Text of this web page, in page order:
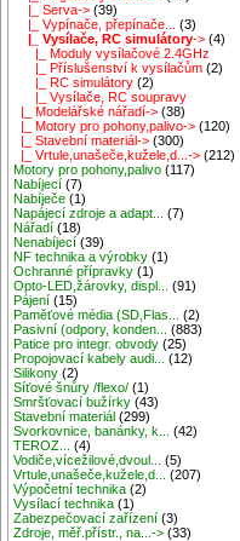
|_ Serva-> (39)
|_ Vypínače, přepínače...
(3)
|_ Vysílače, RC simulátory-> (4)
|_ Moduly vysílačové 2.4GHz
|_ Příslušenství k vysílačům (2)
|_ RC simulátory (2)
|_ Vysílače, RC soupravy
|_ Modelářské nářadí-> (38)
|_ Motory pro pohony,palivo-> (120)
|_ Stavební materiál-> (300)
|_ Vrtule,unašeče,kužele,d...-> (212)
Motory pro pohony,palivo (117)
Nabíjecí (7)
Nabíječe (1)
Napájecí zdroje a adapt...
(7)
Nářadí (18)
Nenabíjecí (39)
NF technika a výrobky (1)
Ochranné přípravky (1)
Opto-LED,žárovky, displ...
(91)
Pájení (15)
Paměťové média (SD,Flas...
(2)
Pasivní (odpory, konden...
(883)
Patice pro integr. obvody (25)
Propojovací kabely audi...
(12)
Silikony (2)
Síťové šnůry /flexo/ (1)
Smršťovací bužírky (43)
Stavební materiál (299)
Svorkovnice, banánky, k...
(42)
TEROZ...
(4)
Vodiče,vícežilové,dvoul...
(5)
Vrtule,unašeče,kužele,d...
(207)
Výpočetní technika (2)
Vysílací technika (1)
Zabezpečovací zařízení (3)
Zdroje, měř.přístr., na...-> (33)